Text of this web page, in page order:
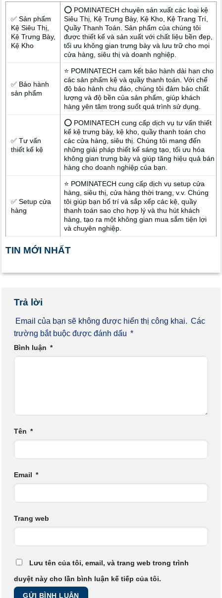
✅ Sản phẩm
Kệ Siêu Thị,
Kệ Trưng Bày,
Kệ Kho
⭕ POMINATECH chuyên sản xuất các loại kệ
Siêu Thị, Kệ Trưng Bày, Kệ Kho, Kệ Trang Trí,
Quầy Thanh Toán. Sản phẩm của chúng tôi
được thiết kế và sản xuất với chất liệu bền đẹp,
tối ưu không gian trưng bày và lưu trữ cho mọi
cửa hàng, siêu thị và doanh nghiệp.
✅ Bảo hành
sản phẩm
⭐ POMINATECH cam kết bảo hành dài hạn cho
các sản phẩm kệ và quầy thanh toán. Với chế
độ bảo hành chu đáo, chúng tôi đảm bảo chất
lượng và độ bền của sản phẩm, giúp khách
hàng yên tâm trong suốt quá trình sử dụng.
✅ Tư vấn
thiết kế kệ
⭕ POMINATECH cung cấp dịch vụ tư vấn thiết
kế kệ trưng bày, kệ kho, quầy thanh toán cho
các cửa hàng, siêu thị. Chúng tôi mang đến
những giải pháp thiết kế sáng tạo, tối ưu hóa
không gian trưng bày và giúp tăng hiệu quả bán
hàng cho doanh nghiệp của bạn.
✅ Setup cửa
hàng
⭐ POMINATECH cung cấp dịch vụ setup cửa
hàng, siêu thị, cửa hàng thời trang, v.v. Chúng
tôi giúp bạn bố trí và sắp xếp các kệ, quầy
thanh toán sao cho hợp lý và thu hút khách
hàng, tạo ra một không gian mua sắm tiện lợi
và chuyên nghiệp.
TIN MỚI NHẤT
Trả lời
Email của bạn sẽ không được hiển thị công khai. Các
trường bắt buộc được đánh dấu *
Bình luận *
Tên *
Email *
Trang web
Lưu tên của tôi, email, và trang web trong trình
duyệt này cho lần bình luận kế tiếp của tôi.